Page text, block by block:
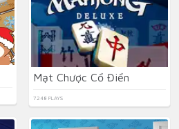
Mạt Chược Cổ Điển
7248 PLAYS